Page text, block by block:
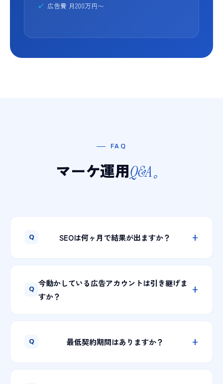
広告費 月200万円〜
FAQ
マーケ運用Q&A。
SEOは何ヶ月で結果が出ますか？
で3〜6ヶ月、地域MEOで1〜3ヶ月を目安に成果
が見え始めます。「すぐ成果」を謳う会社は避
今動かしている広告アカウントは引き継げま
すか？
は資産なので、無理にゼロから作り直しませ
最低契約期間はありますか？